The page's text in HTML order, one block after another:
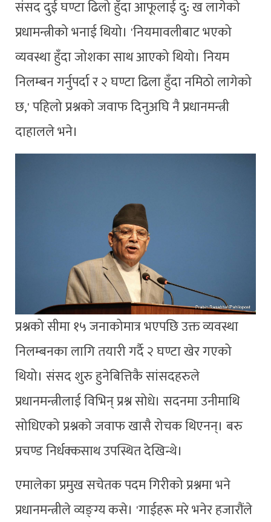
संसद दुई घण्टा ढिलो हुँदा आफूलाई दु: ख लागेको
प्रधामन्त्रीको भनाई थियो। 'नियमावलीबाट भएको
व्यवस्था हुँदा जोशका साथ आएको थियो। नियम
निलम्बन गर्नुपर्दा र २ घण्टा ढिला हुँदा नमिठो लागेको
छ,' पहिलो प्रश्नको जवाफ दिनुअघि नै प्रधानमन्त्री
दाहालले भने।
प्रश्नको सीमा १५ जनाकोमात्र भएपछि उक्त व्यवस्था
निलम्बनका लागि तयारी गर्दै २ घण्टा खेर गएको
थियो। संसद शुरु हुनेबित्तिकै सांसदहरुले
प्रधानमन्त्रीलाई विभिन् प्रश्न सोधे। सदनमा उनीमाथि
सोधिएको प्रश्नको जवाफ खासै रोचक थिएनन्। बरु
प्रचण्ड निर्धक्कसाथ उपस्थित देखिन्थे।
एमालेका प्रमुख सचेतक पदम गिरीको प्रश्नमा भने
प्रधानमन्त्रीले व्यङ्ग्य कसे। 'गाईहरू मरे भनेर हजारौंले